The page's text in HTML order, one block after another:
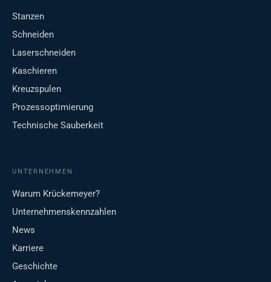
Stanzen
Schneiden
Laserschneiden
Kaschieren
Kreuzspulen
Prozessoptimierung
Technische Sauberkeit
UNTERNEHMEN
Warum Krückemeyer?
Unternehmenskennzahlen
News
Karriere
Geschichte